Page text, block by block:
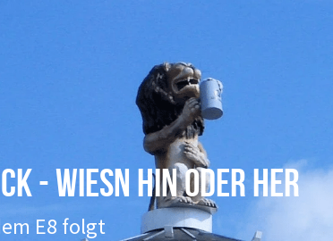
- Wiesn hin oder her
E8 folgt